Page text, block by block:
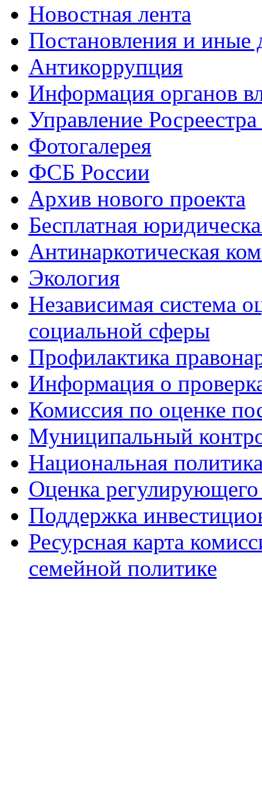
Новостная лента
Постановления и иные
Антикоррупция
Информация органов
Управление
Фотогалерея
ФСБ России
Архив нового проекта
Бесплатная
Антинаркотическая
Экология
Независимая система
социальной сферы
Профилактика
Информация о
Комиссия по оценке
Муниципальный
Национальная
Оценка регулирующего
Поддержка
Ресурсная карта
семейной политике